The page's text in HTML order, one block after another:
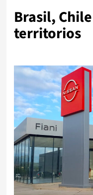
Brasil,
territorios